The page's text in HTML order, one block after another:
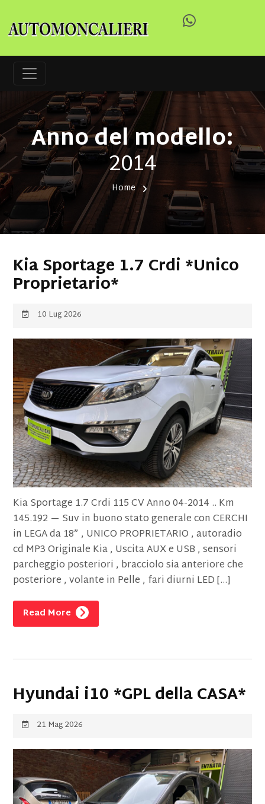
Anno del modello:
2014
Home
Kia Sportage 1.7 Crdi *Unico
Proprietario*
10 Lug 2026
Kia Sportage 1.7 Crdi 115 CV Anno 04-2014 .. Km
145.192 — Suv in buono stato generale con CERCHI
in LEGA da 18” , UNICO PROPRIETARIO , autoradio
cd MP3 Originale Kia , Uscita AUX e USB , sensori
parcheggio posteriori , bracciolo sia anteriore che
posteriore , volante in Pelle , fari diurni LED […]
Read More
Hyundai i10 *GPL della CASA*
21 Mag 2026